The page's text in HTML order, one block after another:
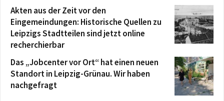
Akten aus der Zeit vor den
Eingemeindungen: Historische Quellen zu
Leipzigs Stadtteilen sind jetzt online
recherchierbar
Das „Jobcenter vor Ort“ hat einen neuen
Standort in Leipzig-Grünau. Wir haben
nachgefragt